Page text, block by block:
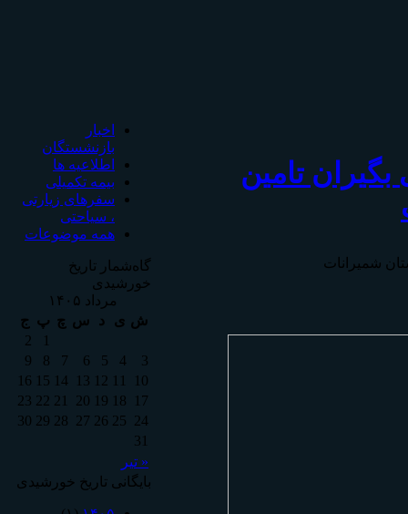
تامين
شمیرانات
اخبار
بازنشستگان
اطلاعیه ها
بیمه تکمیلی
سفرهای زیارتی
، سیاحتی
همه موضوعات
گاه‌شمار تاریخ
خورشیدی
مرداد ۱۴۰۵
ش ی د س چ پ ج
« تیر
1
2
3
4
5
6
7
8
9
10
11
12
13
14
15
16
17
18
19
20
21
22
23
24
25
26
27
28
29
30
31
بایگانی تاریخ خورشیدی